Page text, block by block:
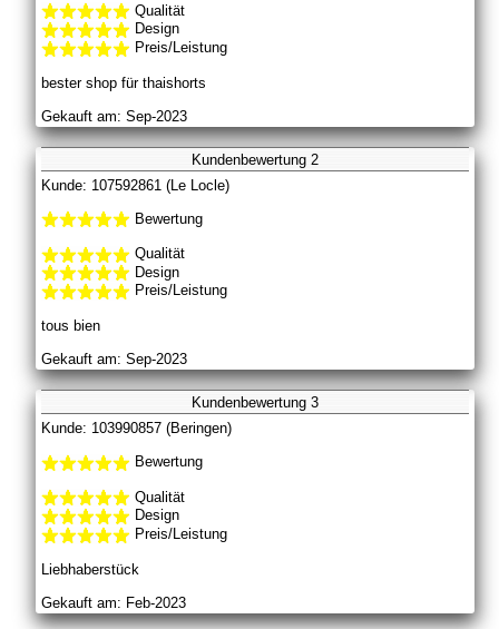
Qualität
Design
Preis/Leistung
bester shop für thaishorts
Gekauft am: Sep-2023
Kundenbewertung 2
Kunde: 107592861 (Le Locle)
Bewertung
Qualität
Design
Preis/Leistung
tous bien
Gekauft am: Sep-2023
Kundenbewertung 3
Kunde: 103990857 (Beringen)
Bewertung
Qualität
Design
Preis/Leistung
Liebhaberstück
Gekauft am: Feb-2023